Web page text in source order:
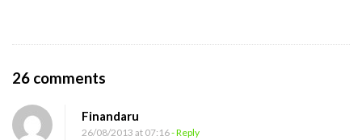
26 comments
B
Finandaru
26/08/2013 at 07:16- Reply